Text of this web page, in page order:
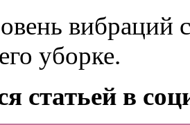
вибраций
уборке.
статьей в